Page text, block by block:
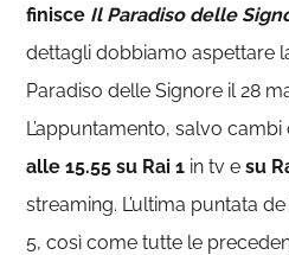
finisce Il Paradiso delle
dettagli dobbiamo aspettare
Paradiso delle Signore il 28
L’appuntamento, salvo
alle 15.55 su Rai 1 in tv esu
streaming. L’ultima puntata
5, così come tutte le